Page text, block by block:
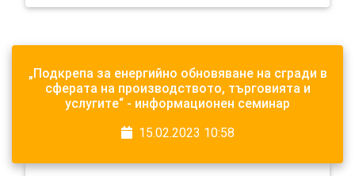
„Подкрепа за енергийно обновяване на сгради в
сферата на производството, търговията и
услугите“ - информационен семинар
15.02.2023 10:58